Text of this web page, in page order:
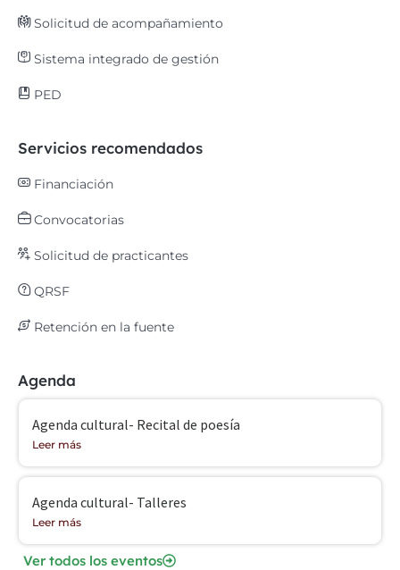
Solicitud de acompañamiento
Sistema integrado de gestión
PED
Servicios recomendados
Financiación
Convocatorias
Solicitud de practicantes
QRSF
Retención en la fuente
Agenda
Agenda cultural- Recital de poesía
Leer más
Agenda cultural- Talleres
Leer más
Ver todos los eventos